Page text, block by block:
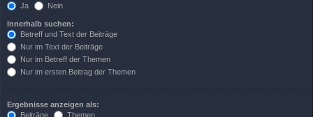
Ja
Nein
Innerhalb suchen:
Betreff und Text der Beiträge
Nur im Text der Beiträge
Nur im Betreff der Themen
Nur im ersten Beitrag der Themen
Ergebnisse anzeigen als:
Beiträge
Themen